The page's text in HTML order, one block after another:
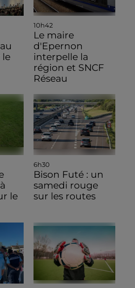
le
10h42
Le maire
d'Epernon
interpelle la
région et SNCF
Réseau
le
6h30
Bison Futé : un
samedi rouge
sur les routes